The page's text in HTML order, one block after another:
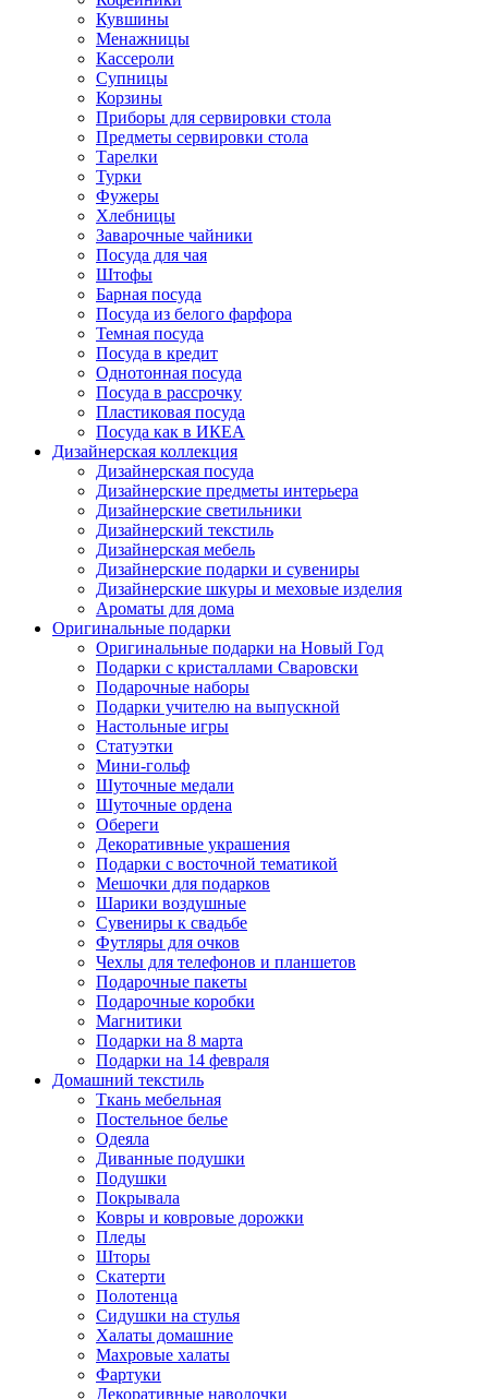
Кувшины
Менажницы
Кассероли
Супницы
Корзины
Приборы для сервировки стола
Предметы сервировки стола
Тарелки
Турки
Фужеры
Хлебницы
Заварочные чайники
Посуда для чая
Штофы
Барная посуда
Посуда из белого фарфора
Темная посуда
Посуда в кредит
Однотонная посуда
Посуда в рассрочку
Пластиковая посуда
Посуда как в ИКЕА
Дизайнерская коллекция
Дизайнерская посуда
Дизайнерские предметы интерьера
Дизайнерские светильники
Дизайнерский текстиль
Дизайнерская мебель
Дизайнерские подарки и сувениры
Дизайнерские шкуры и меховые изделия
Ароматы для дома
Оригинальные подарки
Оригинальные подарки на Новый Год
Подарки с кристаллами Сваровски
Подарочные наборы
Подарки учителю на выпускной
Настольные игры
Статуэтки
Мини-гольф
Шуточные медали
Шуточные ордена
Обереги
Декоративные украшения
Подарки с восточной тематикой
Мешочки для подарков
Шарики воздушные
Сувениры к свадьбе
Футляры для очков
Чехлы для телефонов и планшетов
Подарочные пакеты
Подарочные коробки
Магнитики
Подарки на 8 марта
Подарки на 14 февраля
Домашний текстиль
Ткань мебельная
Постельное белье
Одеяла
Диванные подушки
Подушки
Покрывала
Ковры и ковровые дорожки
Пледы
Шторы
Скатерти
Полотенца
Сидушки на стулья
Халаты домашние
Махровые халаты
Фартуки
Декоративные наволочки